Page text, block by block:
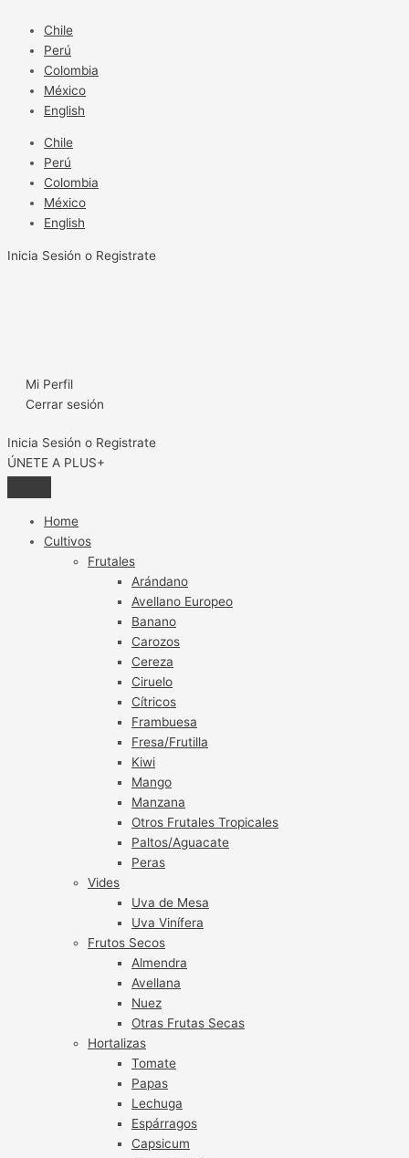
contenido
Chile
Perú
Colombia
México
English
Chile
Perú
Colombia
México
English
Inicia Sesión o Registrate
Mi Perfil
Cerrar sesión
Inicia Sesión o Registrate
ÚNETE A PLUS+
Home
Cultivos
Frutales
Arándano
Avellano Europeo
Banano
Carozos
Cereza
Ciruelo
Cítricos
Frambuesa
Fresa/Frutilla
Kiwi
Mango
Manzana
Otros Frutales Tropicales
Paltos/Aguacate
Peras
Vides
Uva de Mesa
Uva Vinífera
Frutos Secos
Almendra
Avellana
Nuez
Otras Frutas Secas
Hortalizas
Tomate
Papas
Lechuga
Espárragos
Capsicum